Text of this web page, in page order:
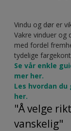
Vindu og dør er
Vakre vinduer og
med fordel
tydelige
Se vår enkle
mer her.
Les hvordan
her.
"Å velge
vanskelig"